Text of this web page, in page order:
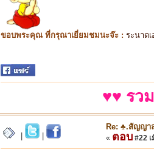
ขอบพระคุณ ที่กรุณาเยี่ยมชมนะจ๊ะ : ระนาดเ
♥♥ รว
Re: ♣.สัญญา
« ตอบ #22